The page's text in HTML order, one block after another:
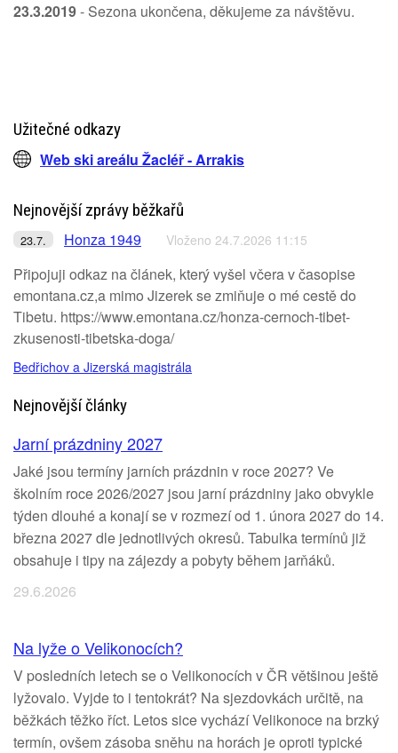
23.3.2019- Sezona ukončena, děkujeme za návštěvu.
Užitečné odkazy
Web ski areálu Žacléř - Arrakis
Nejnovější zprávy běžkařů
23.7. Honza 1949 Vloženo 24.7.2026 11:15
Připojuji odkaz na článek, který vyšel včera v časopise
emontana.cz,a mimo Jizerek se zmiňuje o mé cestě do
Tibetu. https://www.emontana.cz/honza-cernoch-tibet-
zkusenosti-tibetska-doga/
Bedřichov a Jizerská magistrála
Nejnovější články
Jarní prázdniny 2027
Jaké jsou termíny jarních prázdnin v roce 2027? Ve
školním roce 2026/2027 jsou jarní prázdniny jako obvykle
týden dlouhé a konají se v rozmezí od 1. února 2027 do 14.
března 2027 dle jednotlivých okresů. Tabulka termínů již
obsahuje i tipy na zájezdy a pobyty během jarňáků.
29.6.2026
Na lyže o Velikonocích?
V posledních letech se o Velikonocích v ČR většinou ještě
lyžovalo. Vyjde to i tentokrát? Na sjezdovkách určitě, na
běžkách těžko říct. Letos sice vychází Velikonoce na brzký
termín, ovšem zásoba sněhu na horách je oproti typické